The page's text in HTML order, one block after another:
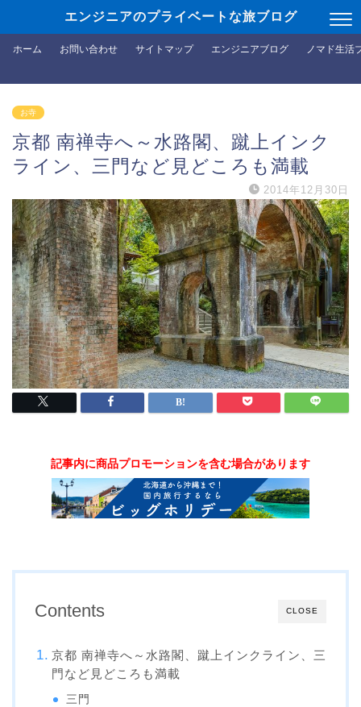
エンジニアのプライベートな旅ブログ
ホーム お問い合わせ サイトマップ エンジニアブログ ノマド生活
お寺
京都 南禅寺へ～水路閣、蹴上インク
ライン、三門など見どころも満載
2014年12月30日
記事内に商品プロモーションを含む場合があります
CLOSE
Contents
京都 南禅寺へ～水路閣、蹴上インクライン、三
門など見どころも満載
三門